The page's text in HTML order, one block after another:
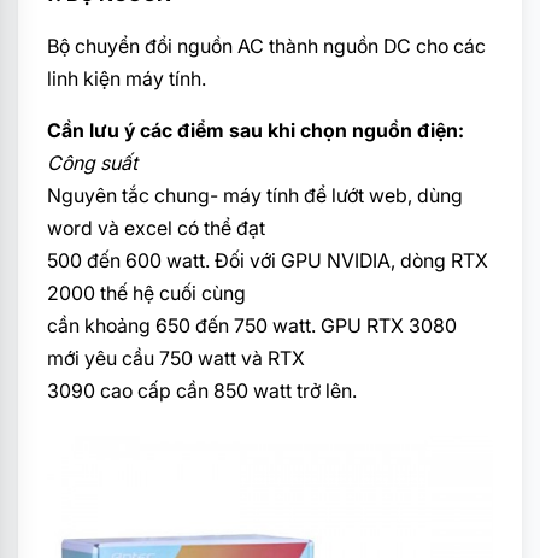
Bộ chuyển đổi nguồn AC thành nguồn DC cho các
linh kiện máy tính.
Cần lưu ý các điểm sau khi chọn nguồn điện:
Công suất
Nguyên tắc chung- máy tính để lướt web, dùng
word và excel có thể đạt
500 đến 600 watt. Đối với GPU NVIDIA, dòng RTX
2000 thế hệ cuối cùng
cần khoảng 650 đến 750 watt. GPU RTX 3080
mới yêu cầu 750 watt và RTX
3090 cao cấp cần 850 watt trở lên.